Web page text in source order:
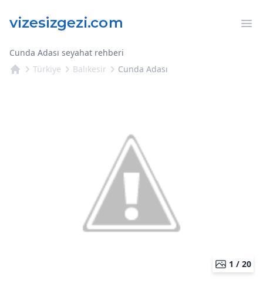
Cunda Adası seyahat rehberi
Türkiye
Balıkesir Cunda Adası
1 / 20